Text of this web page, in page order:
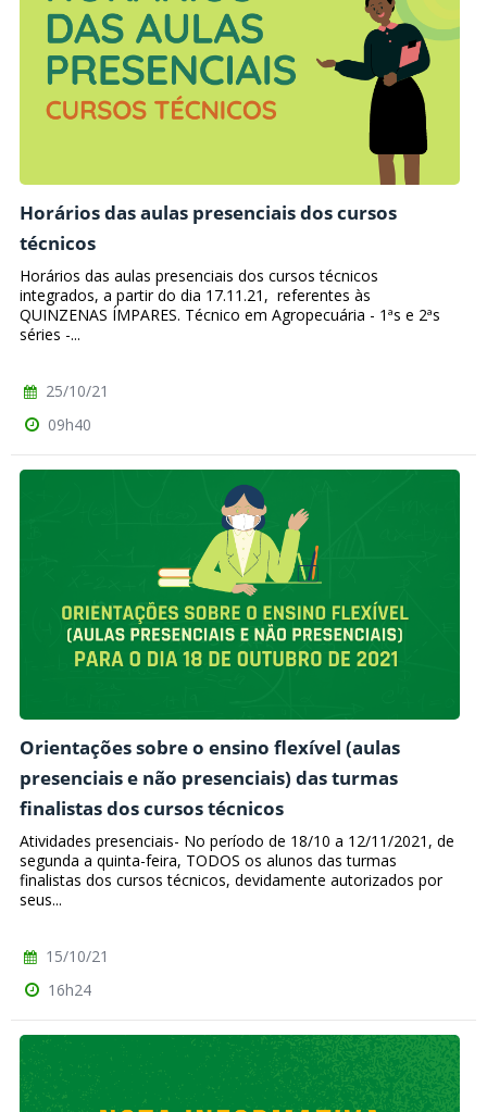
Horários das aulas presenciais dos cursos
técnicos
Horários das aulas presenciais dos cursos técnicos
integrados, a partir do dia 17.11.21, referentes às
QUINZENAS ÍMPARES. Técnico em Agropecuária - 1ªs e 2ªs
séries -...
25/10/21
09h40
Orientações sobre o ensino flexível (aulas
presenciais e não presenciais) das turmas
finalistas dos cursos técnicos
Atividades presenciais ​- No período de 18/10 a 12/11/2021, de
segunda a quinta-feira, TODOS os alunos das turmas
finalistas dos cursos técnicos, devidamente autorizados por
seus...
15/10/21
16h24